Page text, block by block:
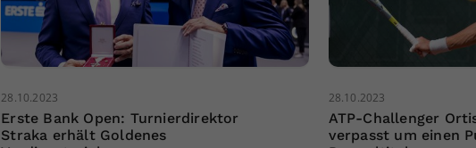
28.10.2023
Erste Bank Open: Turnierdirektor
Straka erhält Goldenes
28.10.2023
ATP-Challenger
verpasst um einen